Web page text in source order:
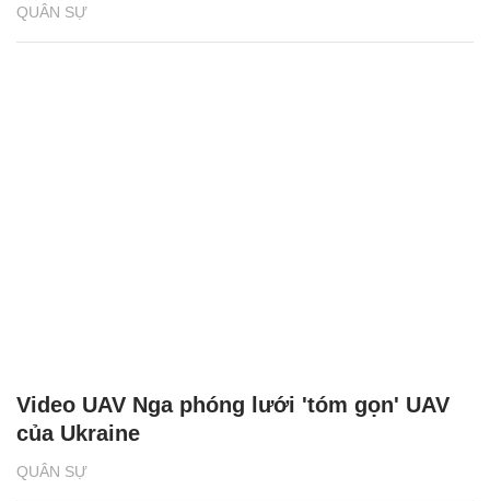
QUÂN SỰ
QUÂN SỰ
Video UAV Nga phóng lưới 'tóm gọn' UAV
của Ukraine